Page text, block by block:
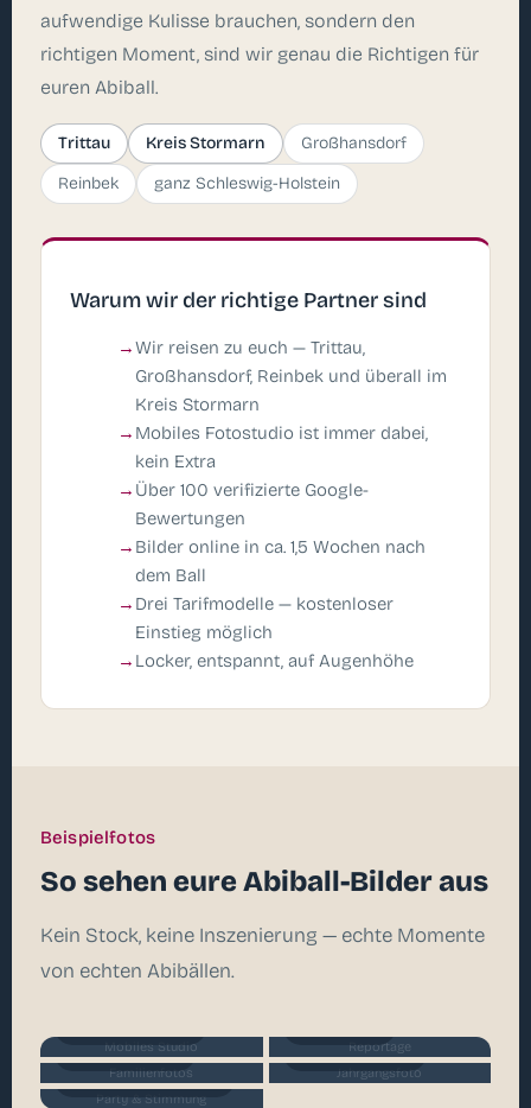
aufwendige Kulisse brauchen, sondern den
richtigen Moment, sind wir genau die Richtigen für
euren Abiball.
Trittau Kreis Stormarn
Großhansdorf
Reinbek
ganz Schleswig-Holstein
Warum wir der richtige Partner sind
Wir reisen zu euch — Trittau,
Großhansdorf, Reinbek und überall im
Kreis Stormarn
Mobiles Fotostudio ist immer dabei,
kein Extra
Über 100 verifizierte Google-
Bewertungen
Bilder online in ca. 1,5 Wochen nach
dem Ball
Drei Tarifmodelle — kostenloser
Einstieg möglich
Locker, entspannt, auf Augenhöhe
Beispielfotos
So sehen eure Abiball-Bilder aus
Kein Stock, keine Inszenierung — echte Momente
von echten Abibällen.
Mobiles Studio Reportage
Familienfotos
Familienfotos
Jahrgangsfoto
Jahrgangsfoto
Party & Stimmung
Party & Stimmung